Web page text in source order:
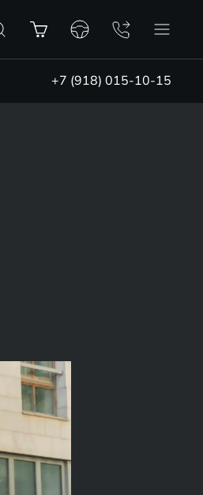
+7 (918) 015-10-15